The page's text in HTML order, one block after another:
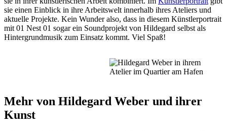
sie einen Einblick in ihre Arbeitswelt innerhalb ihres Ateliers und
aktuelle Projekte. Kein Wunder also, dass in diesem Künstlerportrait
mit 01 Nest 01 sogar ein Soundprojekt von Hildegard selbst als
Hintergrundmusik zum Einsatz kommt. Viel Spaß!
Mehr von Hildegard Weber und ihrer
Kunst